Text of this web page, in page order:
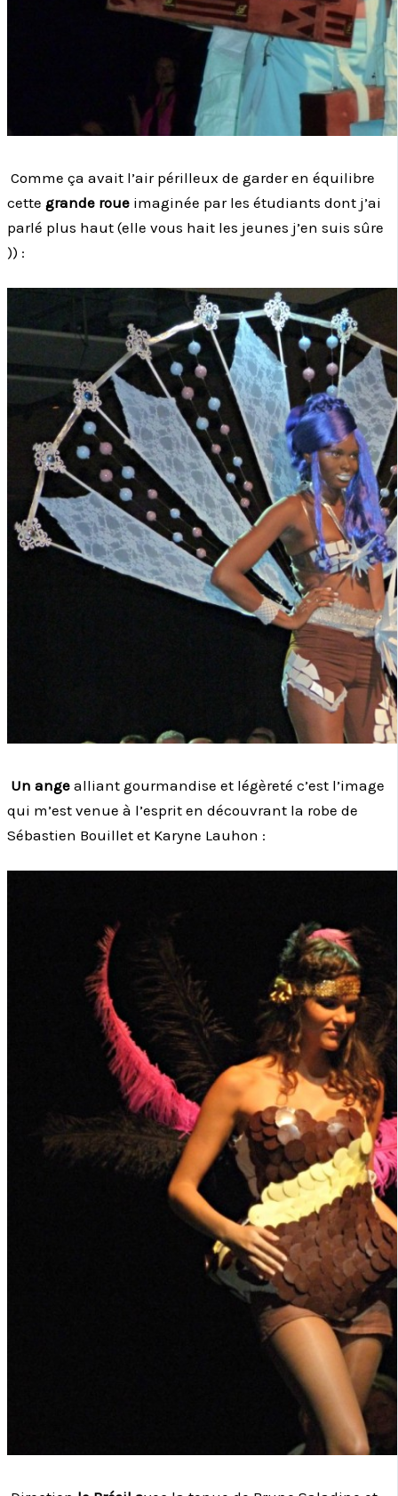
Comme ça avait l’air périlleux de garder en équilibre
cette grande roue imaginée par les étudiants dont j’ai
parlé plus haut (elle vous hait les jeunes j’en suis sûre
)) :
Un ange alliant gourmandise et légèreté c’est l’image
qui m’est venue à l’esprit en découvrant la robe de
Sébastien Bouillet et Karyne Lauhon :